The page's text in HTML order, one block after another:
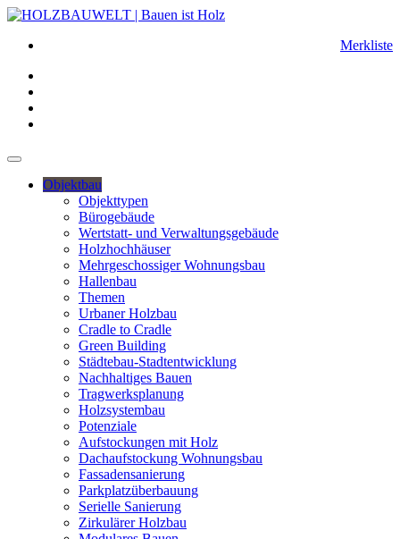
Merkliste
Objektbau
Objekttypen
Bürogebäude
Wertstatt- und Verwaltungsgebäude
Holzhochhäuser
Mehrgeschossiger Wohnungsbau
Hallenbau
Themen
Urbaner Holzbau
Cradle to Cradle
Green Building
Städtebau-Stadtentwicklung
Nachhaltiges Bauen
Tragwerksplanung
Holzsystembau
Potenziale
Aufstockungen mit Holz
Dachaufstockung Wohnungsbau
Fassadensanierung
Parkplatzüberbauung
Serielle Sanierung
Zirkulärer Holzbau